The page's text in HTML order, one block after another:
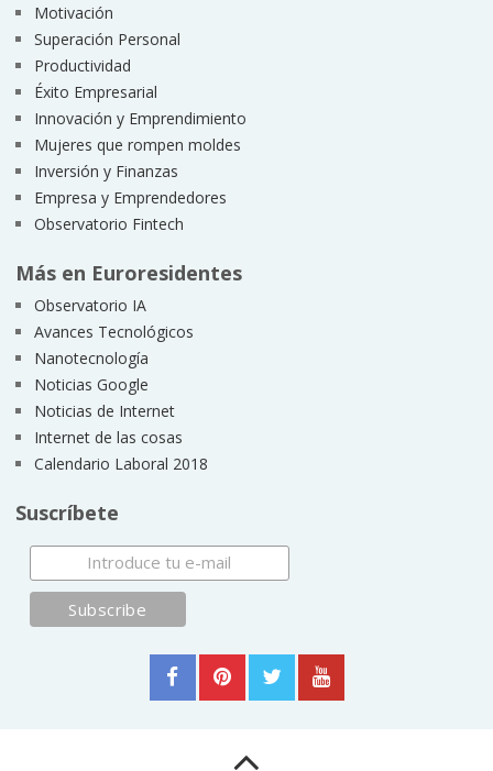
Motivación
Superación Personal
Productividad
Éxito Empresarial
Innovación y Emprendimiento
Mujeres que rompen moldes
Inversión y Finanzas
Empresa y Emprendedores
Observatorio Fintech
Más en Euroresidentes
Observatorio IA
Avances Tecnológicos
Nanotecnología
Noticias Google
Noticias de Internet
Internet de las cosas
Calendario Laboral 2018
Suscríbete